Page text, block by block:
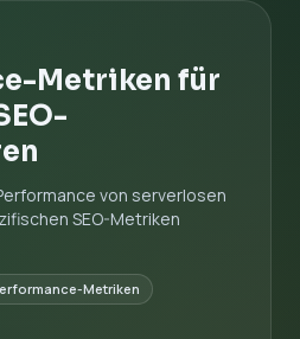
Metriken für
von serverlosen
SEO-Metriken
Metriken